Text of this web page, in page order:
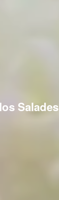
Salades